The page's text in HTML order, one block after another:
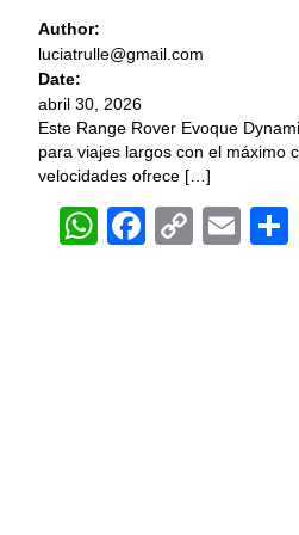
Author:
luciatrulle@gmail.com
Date:
abril 30, 2026
Este Range Rover Evoque
para viajes largos con el máximo
velocidades ofrece […]
WhatsApp
Facebook
Copy